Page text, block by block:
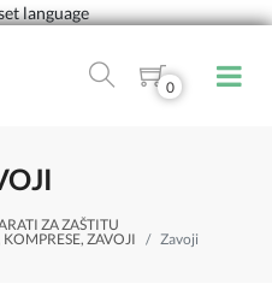
language
0
ZA ZAŠTITU
ZAVOJI
Zavoji